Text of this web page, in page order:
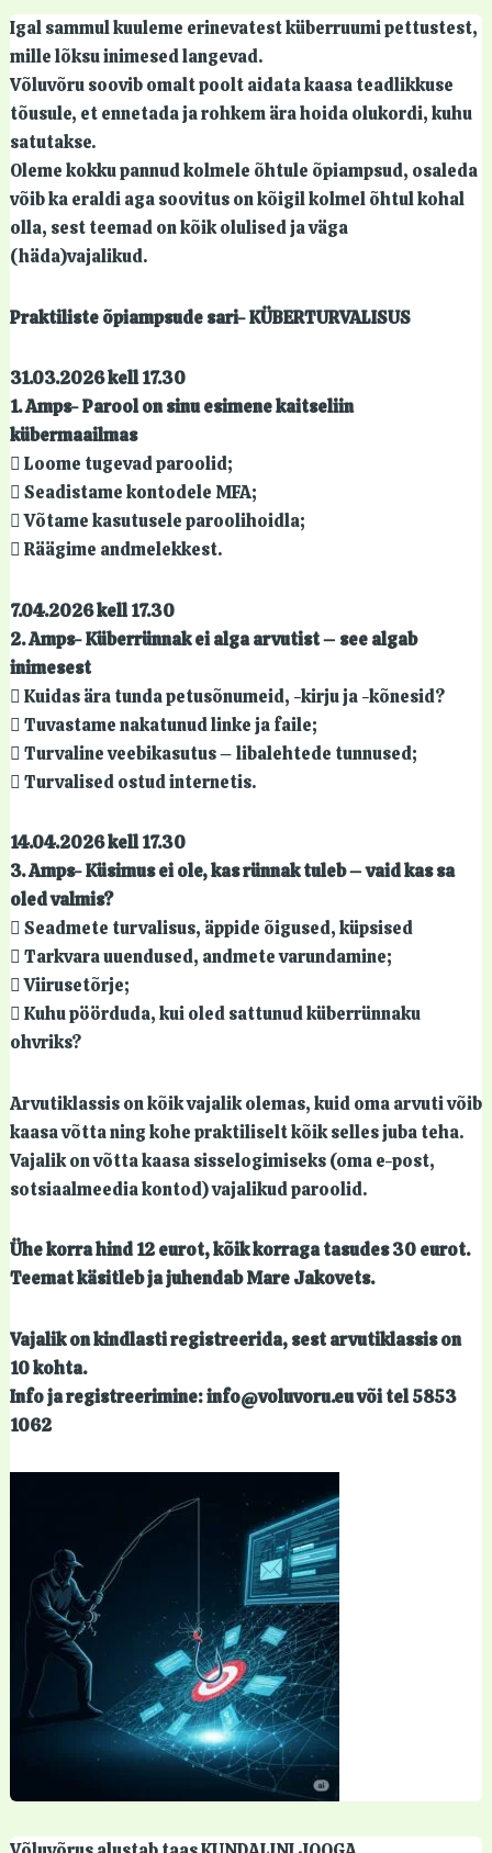
Igal sammul kuuleme erinevatest küberruumi pettustest,
mille lõksu inimesed langevad.
Võluvõru soovib omalt poolt aidata kaasa teadlikkuse
tõusule, et ennetada ja rohkem ära hoida olukordi, kuhu
satutakse.
Oleme kokku pannud kolmele õhtule õpiampsud, osaleda
võib ka eraldi aga soovitus on kõigil kolmel õhtul kohal
olla, sest teemad on kõik olulised ja väga
(häda)vajalikud.
Praktiliste õpiampsude sari- KÜBERTURVALISUS
31.03.2026 kell 17.30
1. Amps- Parool on sinu esimene kaitseliin
kübermaailmas
 Loome tugevad paroolid;
 Seadistame kontodele MFA;
 Võtame kasutusele paroolihoidla;
 Räägime andmelekkest.
7.04.2026 kell 17.30
2. Amps- Küberrünnak ei alga arvutist – see algab
inimesest
 Kuidas ära tunda petusõnumeid, -kirju ja -kõnesid?
 Tuvastame nakatunud linke ja faile;
 Turvaline veebikasutus – libalehtede tunnused;
 Turvalised ostud internetis.
14.04.2026 kell 17.30
3. Amps- Küsimus ei ole, kas rünnak tuleb – vaid kas sa
oled valmis?
 Seadmete turvalisus, äppide õigused, küpsised
 Tarkvara uuendused, andmete varundamine;
 Viirusetõrje;
 Kuhu pöörduda, kui oled sattunud küberrünnaku
ohvriks?
Arvutiklassis on kõik vajalik olemas, kuid oma arvuti võib
kaasa võtta ning kohe praktiliselt kõik selles juba teha.
Vajalik on võtta kaasa sisselogimiseks (oma e-post,
sotsiaalmeedia kontod) vajalikud paroolid.
Ühe korra hind 12 eurot, kõik korraga tasudes 30 eurot.
Teemat käsitleb ja juhendab Mare Jakovets.
Vajalik on kindlasti registreerida, sest arvutiklassis on
10 kohta.
Info ja registreerimine: info@voluvoru.eu või tel 5853
1062